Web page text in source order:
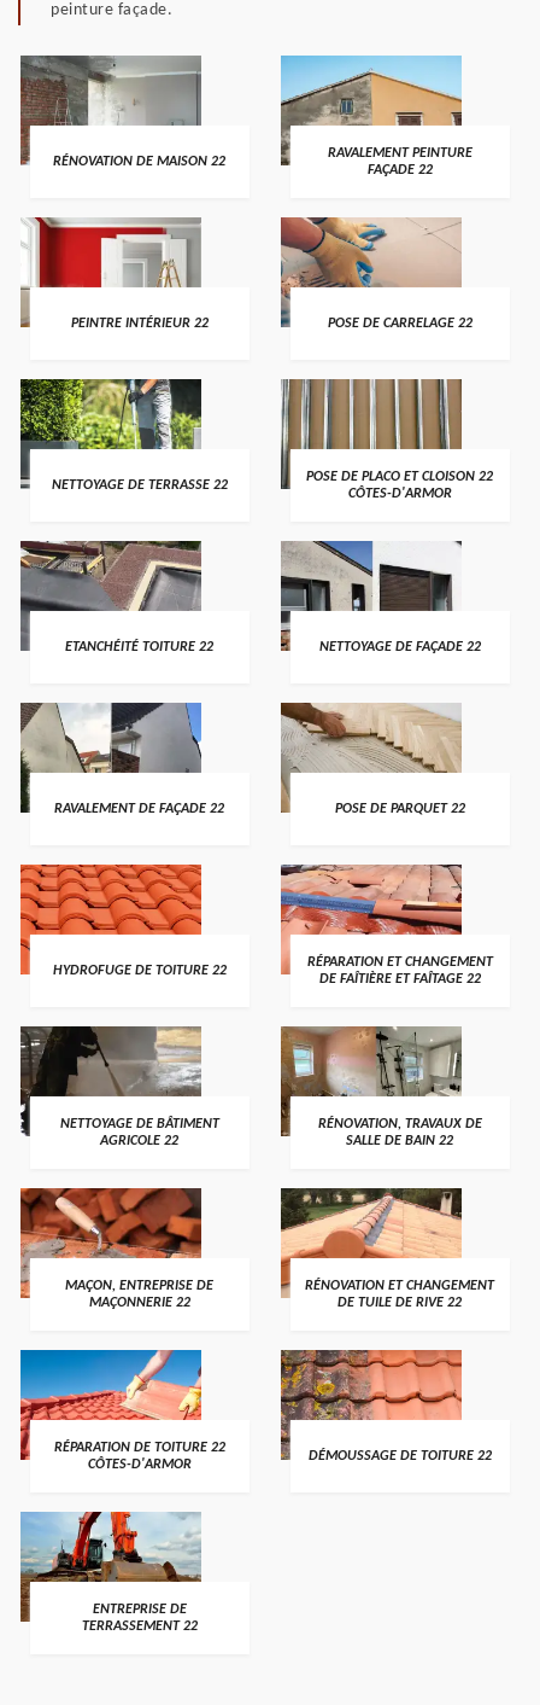
peinture façade.
RÉNOVATION DE MAISON 22
RAVALEMENT PEINTURE
FAÇADE 22
PEINTRE INTÉRIEUR 22 POSE DE CARRELAGE 22
NETTOYAGE DE TERRASSE 22
POSE DE PLACO ET CLOISON 22
CÔTES-D'ARMOR
ETANCHÉITÉ TOITURE 22 NETTOYAGE DE FAÇADE 22
RAVALEMENT DE FAÇADE 22 POSE DE PARQUET 22
HYDROFUGE DE TOITURE 22
RÉPARATION ET CHANGEMENT
DE FAÎTIÈRE ET FAÎTAGE 22
NETTOYAGE DE BÂTIMENT
AGRICOLE 22
RÉNOVATION, TRAVAUX DE
SALLE DE BAIN 22
MAÇON, ENTREPRISE DE
MAÇONNERIE 22
RÉNOVATION ET CHANGEMENT
DE TUILE DE RIVE 22
RÉPARATION DE TOITURE 22
CÔTES-D'ARMOR
DÉMOUSSAGE DE TOITURE 22
ENTREPRISE DE
TERRASSEMENT 22